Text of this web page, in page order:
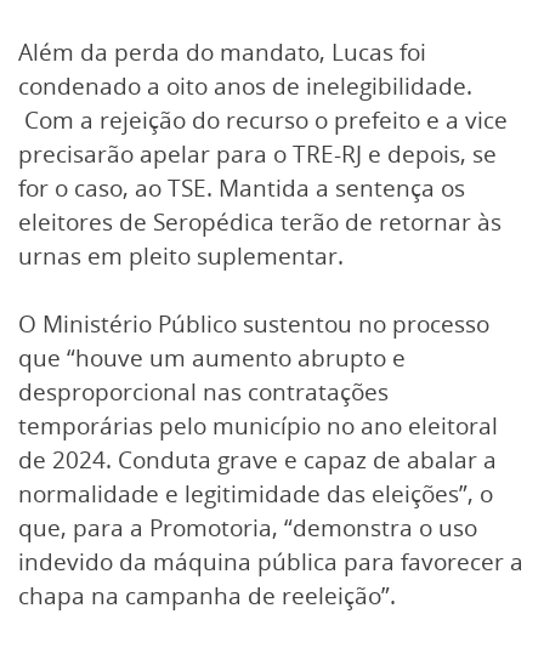
Além da perda do mandato, Lucas foi
condenado a oito anos de inelegibilidade.
Com a rejeição do recurso o prefeito e a vice
precisarão apelar para o TRE-RJ e depois, se
for o caso, ao TSE. Mantida a sentença os
eleitores de Seropédica terão de retornar às
urnas em pleito suplementar.
O Ministério Público sustentou no processo
que “houve um aumento abrupto e
desproporcional nas contratações
temporárias pelo município no ano eleitoral
de 2024. Conduta grave e capaz de abalar a
normalidade e legitimidade das eleições”, o
que, para a Promotoria, “demonstra o uso
indevido da máquina pública para favorecer a
chapa na campanha de reeleição”.